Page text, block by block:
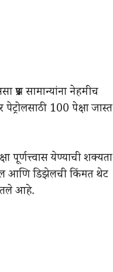
सामान्यांना नेहमीच
100 पेक्षा जास्त
येण्याची शक्यता
आणि डिझेलची किंमत थेट
आहे.